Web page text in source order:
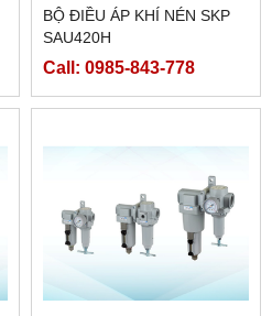
BỘ ĐIỀU ÁP KHÍ NÉN SKP
SAU420H
Call: 0985-843-778